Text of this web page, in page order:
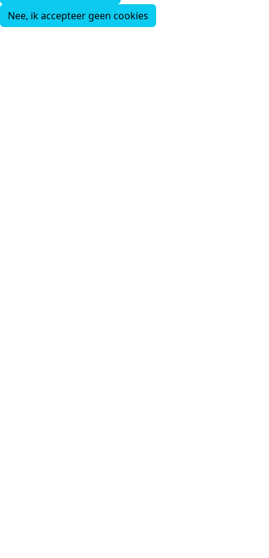
Nee, ik accepteer geen cookies